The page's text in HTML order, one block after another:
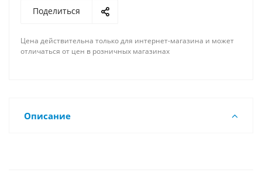
Поделиться
Цена действительна только для интернет-магазина и может
отличаться от цен в розничных магазинах
Описание